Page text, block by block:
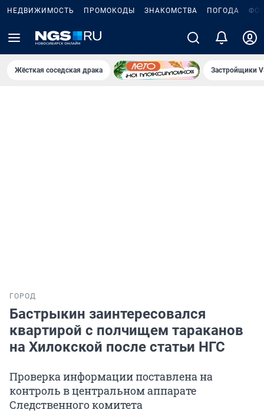
НЕДВИЖИМОСТЬ ПРОМОКОДЫ ЗНАКОМСТВА ПОГОДА
Жёсткая соседская драка Застройщики
ГОРОД
Бастрыкин заинтересовался
квартирой с полчищем тараканов
на Хилокской после статьи НГС
Проверка информации поставлена на
контроль в центральном аппарате
Следственного комитета